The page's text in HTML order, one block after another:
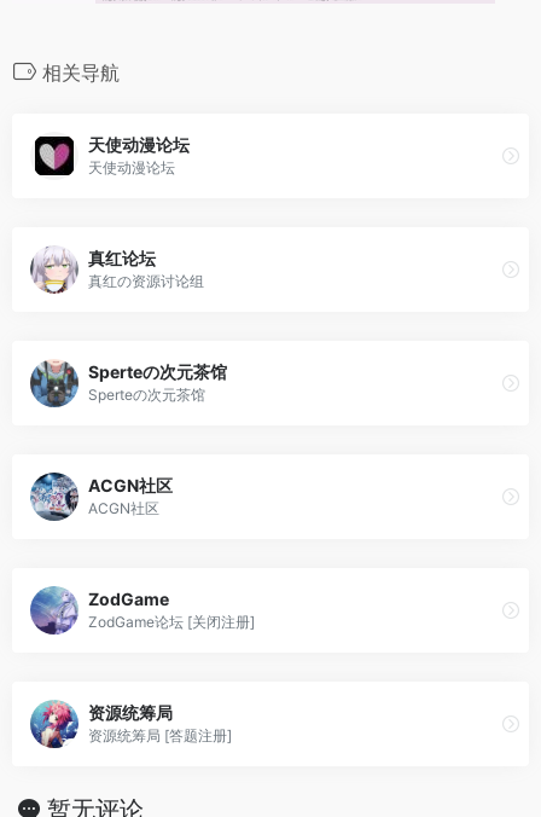
相关导航
天使动漫论坛
天使动漫论坛
真红论坛
真红の资源讨论组
Sperteの次元茶馆
Sperteの次元茶馆
ACGN社区
ACGN社区
ZodGame
ZodGame论坛 [关闭注册]
资源统筹局
资源统筹局 [答题注册]
暂无评论